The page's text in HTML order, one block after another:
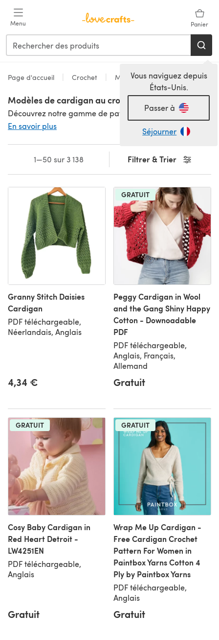
Menu Panier
Vous naviguez depuis
États-Unis.
Passer à
Séjourner
Page d'accueil Crochet Modèles
Modèles de cardigan au crochet
En savoir plus
Filtrer & Trier
1—50 sur 3 138
Granny Stitch Daisies
Cardigan
PDF téléchargeable,
Néerlandais, Anglais
4,34 €
GRATUIT
Peggy Cardigan in Wool
and the Gang Shiny Happy
Cotton - Downoadable
PDF
PDF téléchargeable,
Anglais, Français,
Allemand
Gratuit
GRATUIT
Cosy Baby Cardigan in
Red Heart Detroit -
LW4251EN
PDF téléchargeable,
Anglais
Gratuit
GRATUIT
Wrap Me Up Cardigan -
Free Cardigan Crochet
Pattern For Women in
Paintbox Yarns Cotton 4
Ply by Paintbox Yarns
PDF téléchargeable,
Anglais
Gratuit